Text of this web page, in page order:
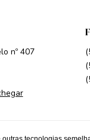
nº 407